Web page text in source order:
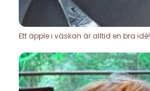
Ett äpple i väskan är alltid en bra idé!